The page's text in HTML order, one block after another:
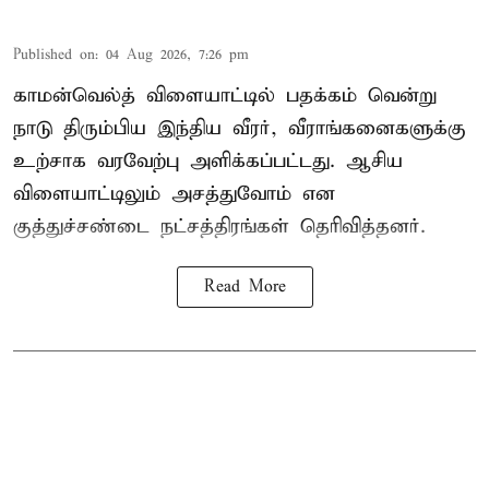
Published on: 04 Aug 2026, 7:26 pm
காமன்வெல்த் விளையாட்டில் பதக்கம் வென்று
நாடு திரும்பிய இந்திய வீரர், வீராங்கனைகளுக்கு
உற்சாக வரவேற்பு அளிக்கப்பட்டது. ஆசிய
விளையாட்டிலும் அசத்துவோம் என
குத்துச்சண்டை நட்சத்திரங்கள் தெரிவித்தனர்.
Read More